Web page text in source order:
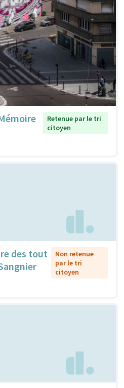
Retenue par le tri
citoyen
des tout
Non retenue
par le tri
citoyen